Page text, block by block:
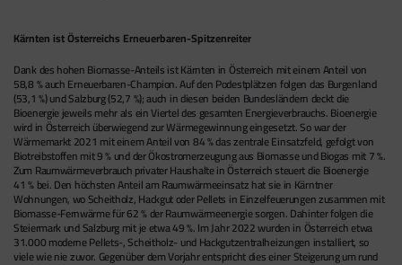
Kärnten ist Österreichs Erneuerbaren-Spitzenreiter
Dank des hohen Biomasse-Anteils ist Kärnten in Österreich mit einem Anteil von
58,8 % auch Erneuerbaren-Champion. Auf den Podestplätzen folgen das Burgenland
(53,1 %) und Salzburg (52,7 %); auch in diesen beiden Bundesländern deckt die
Bioenergie jeweils mehr als ein Viertel des gesamten Energieverbrauchs. Bioenergie
wird in Österreich überwiegend zur Wärmegewinnung eingesetzt. So war der
Wärmemarkt 2021 mit einem Anteil von 84 % das zentrale Einsatzfeld, gefolgt von
Biotreibstoffen mit 9 % und der Ökostromerzeugung aus Biomasse und Biogas mit 7 %.
Zum Raumwärmeverbrauch privater Haushalte in Österreich steuert die Bioenergie
41 % bei. Den höchsten Anteil am Raumwärmeeinsatz hat sie in Kärntner
Wohnungen, wo Scheitholz, Hackgut oder Pellets in Einzelfeuerungen zusammen mit
Biomasse-Fernwärme für 62 % der Raumwärmeenergie sorgen. Dahinter folgen die
Steiermark und Salzburg mit je etwa 49 %. Im Jahr 2022 wurden in Österreich etwa
31.000 moderne Pellets-, Scheitholz- und Hackgutzentralheizungen installiert, so
viele wie nie zuvor. Gegenüber dem Vorjahr entspricht dies einer Steigerung um rund